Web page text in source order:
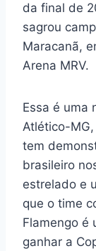
da final de
sagrou
Maracanã,
Arena MRV.
Essa é uma
Atlético-
tem
brasileiro
estrelado e
que o time
Flamengo é
ganhar a